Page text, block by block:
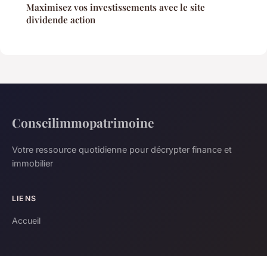
Maximisez vos investissements avec le site
dividende action
Conseilimmopatrimoine
Votre ressource quotidienne pour décrypter finance et
immobilier
LIENS
Accueil